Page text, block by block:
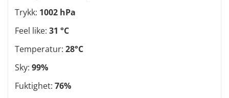
Trykk: 1002 hPa
Feel like: 31 °C
Temperatur: 28°C
Sky: 99%
Fuktighet: 76%